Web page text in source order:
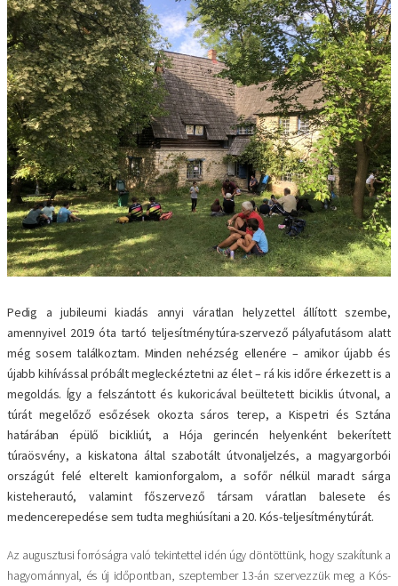
Pedig a jubileumi kiadás annyi váratlan helyzettel állított szembe,
amennyivel 2019 óta tartó teljesítménytúra-szervező pályafutásom alatt
még sosem találkoztam. Minden nehézség ellenére – amikor újabb és
újabb kihívással próbált megleckéztetni az élet – rá kis időre érkezett is a
megoldás. Így a felszántott és kukoricával beültetett biciklis útvonal, a
túrát megelőző esőzések okozta sáros terep, a Kispetri és Sztána
határában épülő bicikliút, a Hója gerincén helyenként bekerített
túraösvény, a kiskatona által szabotált útvonaljelzés, a magyargorbói
országút felé elterelt kamionforgalom, a sofőr nélkül maradt sárga
kisteherautó, valamint főszervező társam váratlan balesete és
medencerepedése sem tudta meghiúsítani a 20. Kós-teljesítménytúrát.
Az augusztusi forróságra való tekintettel idén úgy döntöttünk, hogy szakítunk a
hagyománnyal, és új időpontban, szeptember 13-án szervezzük meg a Kós-